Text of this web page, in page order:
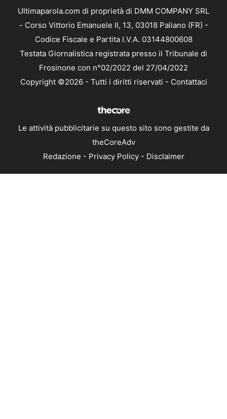
Ultimaparola.com di proprietà di DMM COMPANY SRL
- Corso Vittorio Emanuele II, 13, 03018 Paliano (FR) -
Codice Fiscale e Partita I.V.A. 03144800608
Testata Giornalistica registrata presso il Tribunale di
Frosinone con n°02/2022 del 27/04/2022
Copyright ©2026 - Tutti i diritti riservati - Contattaci
Le attività pubblicitarie su questo sito sono gestite da
theCoreAdv
Redazione - Privacy Policy- Disclaimer